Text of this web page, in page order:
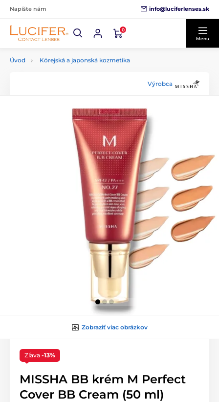
Napíšte nám info@luciferlenses.sk
0
Menu
Úvod Kórejská a japonská kozmetika
Výrobca
Zobraziť viac obrázkov
Zľava -13%
MISSHA BB krém M Perfect
Cover BB Cream (50 ml)